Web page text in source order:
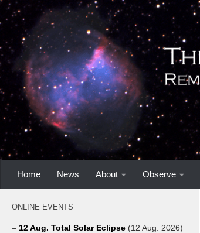
Home News About Observe
ONLINE EVENTS
– 12 Aug. Total Solar Eclipse (12 Aug. 2026)